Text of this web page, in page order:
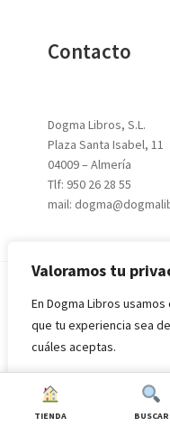
Valoramos tu
En Dogma Libros
que tu experiencia sea
cuáles aceptas.
Rechazar todo
TIENDA BUSCAR
Contacto
Dogma Libros, S.L.
Plaza Santa Isabel, 11
04009 – Almería
Tlf: 950 26 28 55
mail:
© 2026DOGMA
Privacidad
|